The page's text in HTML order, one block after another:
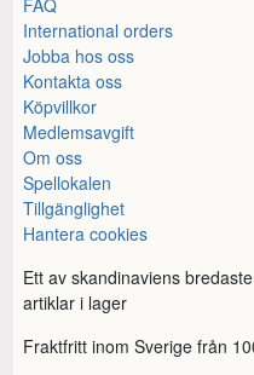
International orders
Jobba hos oss
Kontakta oss
Köpvillkor
Medlemsavgift
Om oss
Spellokalen
Tillgänglighet
Hantera cookies
Ett av skandinaviens
artiklar i lager
Fraktfritt inom Sverige från